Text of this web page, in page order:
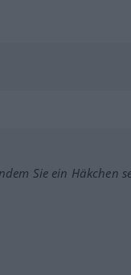
Sie ein Häkchen